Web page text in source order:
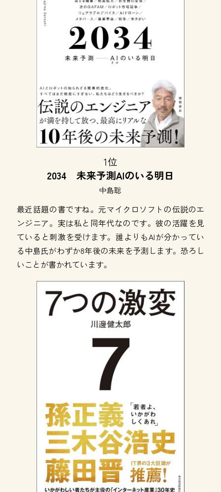
1位
2034 未来予測AIのいる明日
中島聡
最近話題の書ですね。元マイクロソフトの伝説のエ
ンジニア。実は私と同年代なのです。彼の活躍を見
ていると刺激を受けます。誰よりもAIが分かってい
る中島氏がわずか8年後の未来を予測します。恐ろし
いことが書かれています。